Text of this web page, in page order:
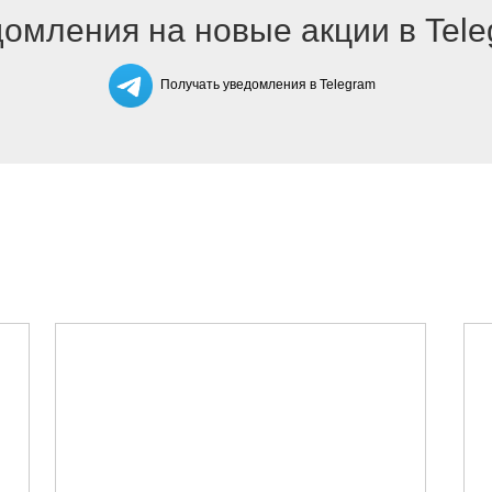
на новые акции в
Получать уведомления в Telegram